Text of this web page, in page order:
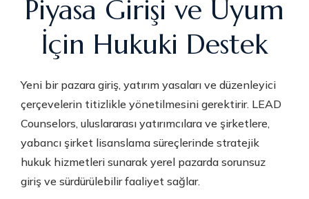
Piyasa Girişi ve Uyum
İçin Hukuki Destek
Yeni bir pazara giriş, yatırım yasaları ve düzenleyici
çerçevelerin titizlikle yönetilmesini gerektirir. LEAD
Counselors, uluslararası yatırımcılara ve şirketlere,
yabancı şirket lisanslama süreçlerinde stratejik
hukuk hizmetleri sunarak yerel pazarda sorunsuz
giriş ve sürdürülebilir faaliyet sağlar.